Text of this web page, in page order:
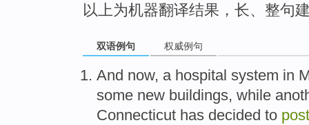
以上为机器翻译结果，长、整句
双语例句 权威例句
And now, a hospital system in
some new buildings, while
Connecticut has decided to